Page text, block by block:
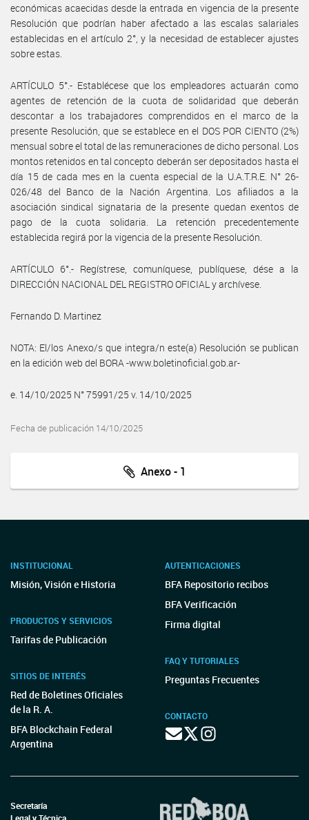
económicas acaecidas desde la entrada en vigencia de la presente
Resolución que podrían haber afectado a las escalas salariales
establecidas en el artículo 2°, y la necesidad de establecer ajustes
sobre estas.
ARTÍCULO 5°.- Establécese que los empleadores actuarán como
agentes de retención de la cuota de solidaridad que deberán
descontar a los trabajadores comprendidos en el marco de la
presente Resolución, que se establece en el DOS POR CIENTO (2%)
mensual sobre el total de las remuneraciones de dicho personal. Los
montos retenidos en tal concepto deberán ser depositados hasta el
día 15 de cada mes en la cuenta especial de la U.A.T.R.E. N° 26-
026/48 del Banco de la Nación Argentina. Los afiliados a la
asociación sindical signataria de la presente quedan exentos de
pago de la cuota solidaria. La retención precedentemente
establecida regirá por la vigencia de la presente Resolución.
ARTÍCULO 6°.- Regístrese, comuníquese, publíquese, dése a la
DIRECCIÓN NACIONAL DEL REGISTRO OFICIAL y archívese.
Fernando D. Martinez
NOTA: El/los Anexo/s que integra/n este(a) Resolución se publican
en la edición web del BORA -www.boletinoficial.gob.ar-
e. 14/10/2025 N° 75991/25 v. 14/10/2025
Fecha de publicación 14/10/2025
Anexo - 1
INSTITUCIONAL
Misión, Visión e Historia
PRODUCTOS Y SERVICIOS
Tarifas de Publicación
SITIOS DE INTERÉS
Red de Boletines Oficiales
de la R. A.
BFA Blockchain Federal
Argentina
AUTENTICACIONES
BFA Repositorio recibos
BFA Verificación
Firma digital
FAQ Y TUTORIALES
Preguntas Frecuentes
CONTACTO
Secretaría